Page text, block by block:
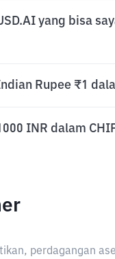
yang bisa
Rupee ₹1
INR dalam
perdagangan